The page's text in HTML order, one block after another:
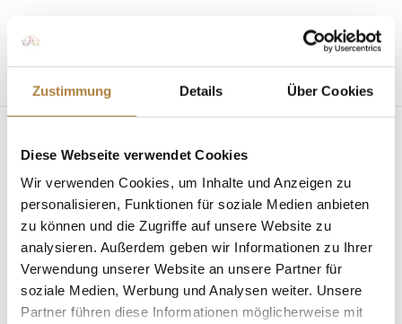
Zustimmung Details Über Cookies
Diese Webseite verwendet Cookies
Wir verwenden Cookies, um Inhalte und Anzeigen zu
personalisieren, Funktionen für soziale Medien anbieten
zu können und die Zugriffe auf unsere Website zu
analysieren. Außerdem geben wir Informationen zu Ihrer
Verwendung unserer Website an unsere Partner für
soziale Medien, Werbung und Analysen weiter. Unsere
Partner führen diese Informationen möglicherweise mit
Seite wählen
Deutschlands U25 Springpokal 2025 – Das
Finale ruft!
von Insa Strothmann 24. Juni 2025
Deutschlands
U25 Springpokal
News